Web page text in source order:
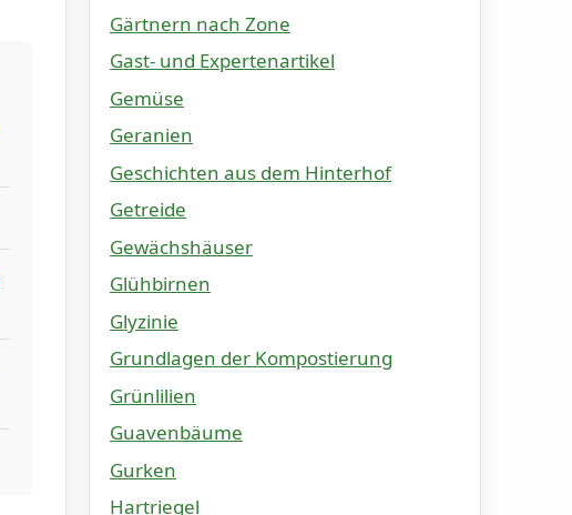
Gärtnern nach Zone
Gast- und Expertenartikel
Gemüse
Geranien
Geschichten aus dem Hinterhof
Getreide
Gewächshäuser
Glühbirnen
Glyzinie
Grundlagen der Kompostierung
Grünlilien
Guavenbäume
Gurken
Hartriegel